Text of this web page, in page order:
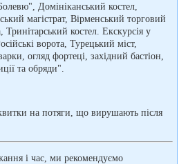
Домініканський костел,
магістрат, Вірменський торговий
Тринітарський костел. Екскурсія у
ворота, Турецький міст,
огляд фортеці, західний бастіон,
та обряди".
на потяги, що вирушають після
і час, ми рекомендуємо